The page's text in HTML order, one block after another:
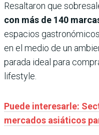
Resaltaron que
con más de 140
espacios
en el medio de un
parada ideal para
lifestyle.
Puede interesarle:
mercados asiáticos